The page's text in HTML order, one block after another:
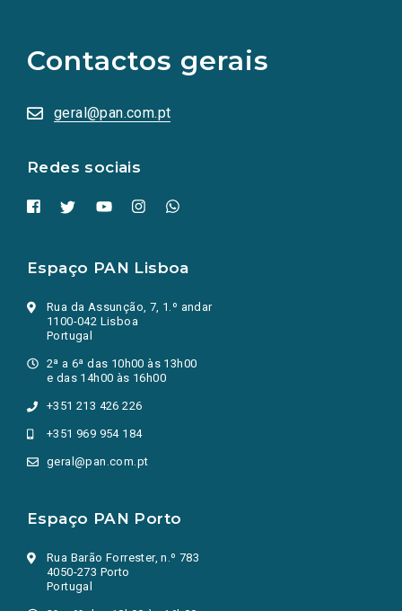
Contactos gerais
geral@pan.com.pt
Redes sociais
redes
sociais
numa
nova
Espaço PAN Lisboa
Rua da Assunção, 7, 1.º andar
1100-042 Lisboa
Portugal
2ª a 6ª das 10h00 às 13h00
e das 14h00 às 16h00
+351 213 426 226
+351 969 954 184
geral@pan.com.pt
Espaço PAN Porto
Rua Barão Forrester, n.º 783
4050-273 Porto
Portugal